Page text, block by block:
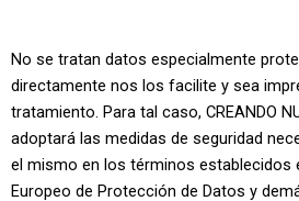
No se tratan datos especialmente
directamente nos los facilite y sea
tratamiento. Para tal caso, CREANDO
adoptará las medidas de seguridad
el mismo en los términos establecidos
Europeo de Protección de Datos y